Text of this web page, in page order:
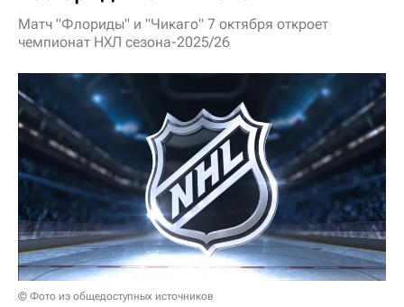
Матч "Флориды" и "Чикаго" 7 октября откроет
чемпионат НХЛ сезона-2025/26
© Фото из общедоступных источников